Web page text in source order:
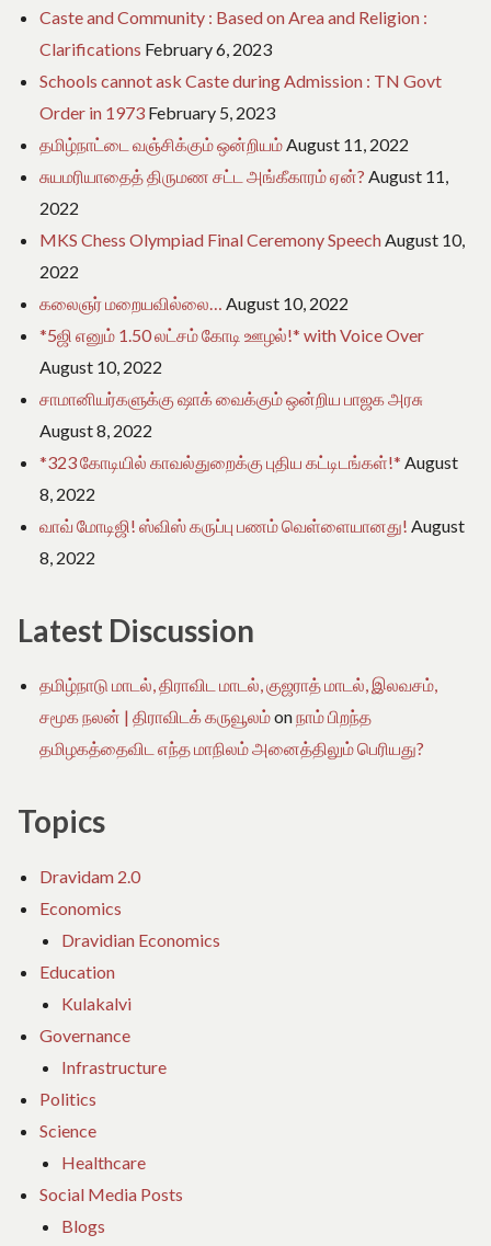
Caste and Community : Based on Area and Religion :
Clarifications February 6, 2023
Schools cannot ask Caste during Admission : TN Govt
Order in 1973 February 5, 2023
தமிழ்நாட்டை வஞ்சிக்கும் ஒன்றியம்August 11, 2022
சுயமரியாதைத் திருமண சட்ட அங்கீகாரம் ஏன்? August 11,
2022
MKS Chess Olympiad Final Ceremony SpeechAugust 10,
2022
கலைஞர் மறையவில்லை… August 10, 2022
*5ஜி எனும் 1.50 லட்சம் கோடி ஊழல்!* with Voice Over
August 10, 2022
சாமானியர்களுக்கு ஷாக் வைக்கும் ஒன்றிய பாஜக அரசு
August 8, 2022
*323 கோடியில் காவல்துறைக்கு புதிய கட்டிடங்கள்!* August
8, 2022
வாவ் மோடிஜி! ஸ்விஸ் கருப்பு பணம் வெள்ளையானது! August
8, 2022
Latest Discussion
தமிழ்நாடு மாடல், திராவிட மாடல், குஜராத் மாடல், இலவசம்,
சமூக நலன் | திராவிடக் கருவூலம்onநாம் பிறந்த
தமிழகத்தைவிட எந்த மாநிலம் அனைத்திலும் பெரியது?
Topics
Dravidam 2.0
Economics
Dravidian Economics
Education
Kulakalvi
Governance
Infrastructure
Politics
Science
Healthcare
Social Media Posts
Blogs